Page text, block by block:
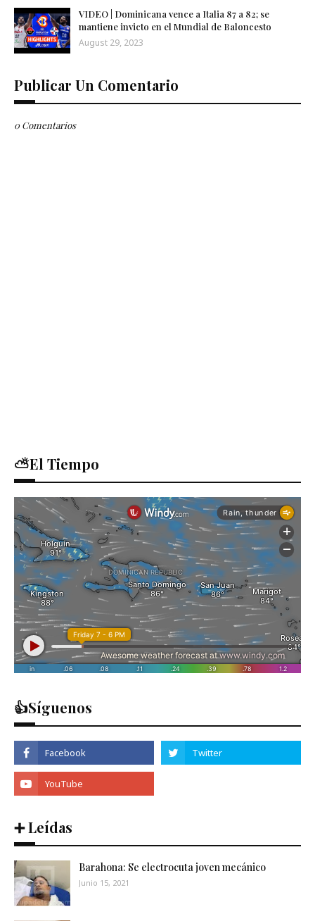
VIDEO | Dominicana vence a Italia 87 a 82; se
mantiene invicto en el Mundial de Baloncesto
August 29, 2023
Publicar Un Comentario
0 Comentarios
⛅El Tiempo
👍Síguenos
➕ Leídas
Barahona: Se electrocuta joven mecánico
Junio 15, 2021